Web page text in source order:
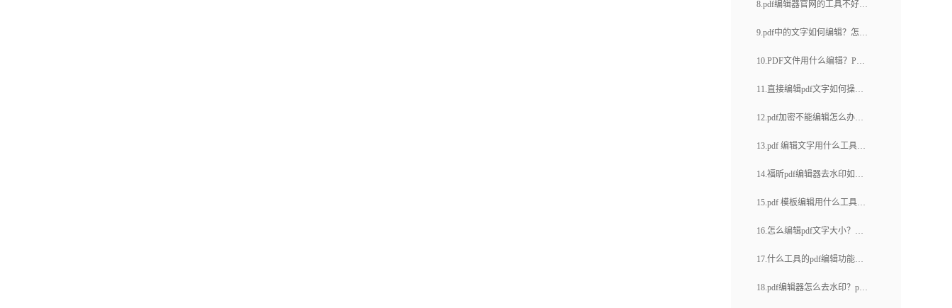
8.pdf编辑器官网的工具不好
用？怎么编辑pdf文档？
9.pdf中的文字如何编辑？怎么
删除pdf文档中一页或者几页？
10.PDF文件用什么编辑？PDF
文件怎么编辑不了？
11.直接编辑pdf文字如何操
作？pdf怎么编辑图片大小
12.pdf加密不能编辑怎么办？
pdf不能编辑的原因有哪些？
13.pdf 编辑文字用什么工具？
pdf中如何编辑文字？
14.福昕pdf编辑器去水印如何
操作？为什么说福昕云编辑是
15.pdf 模板编辑用什么工具
好？pdf中如何编辑文字？
16.怎么编辑pdf文字大小？在
线怎么把pdf转excel？
17.什么工具的pdf编辑功能好
用？pdf如何编辑文本？
18.pdf编辑器怎么去水印？pdf